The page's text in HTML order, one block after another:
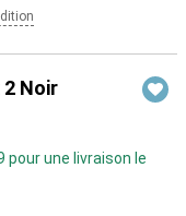
Noir
pour une livraison le